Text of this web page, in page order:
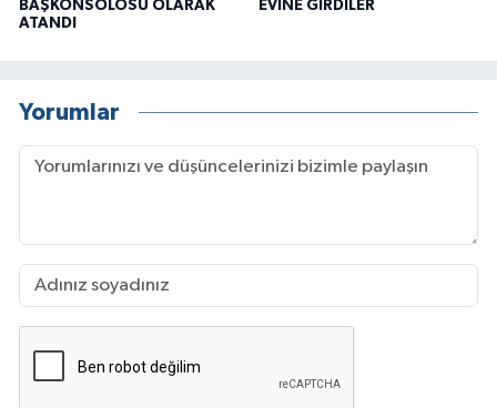
BAŞKONSOLOSU OLARAK
ATANDI
EVİNE GİRDİLER
Yorumlar